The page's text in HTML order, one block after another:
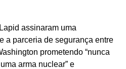
assinaram uma
a parceria de segurança entre
prometendo “nunca
arma nuclear” e